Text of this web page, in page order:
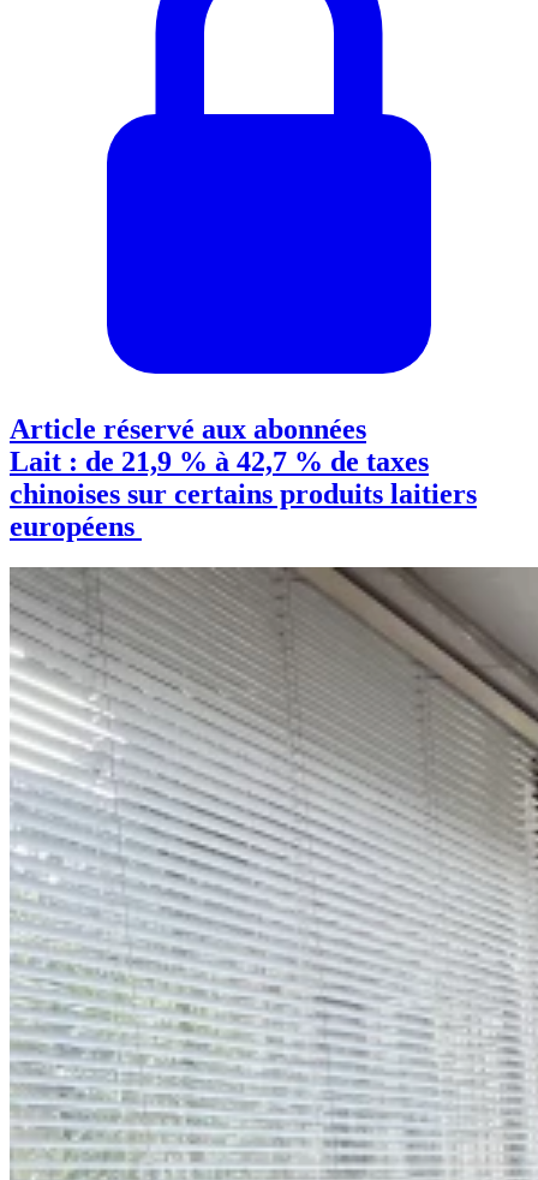
Article réservé aux abonnées
Lait : de 21,9 % à 42,7 % de taxes
chinoises sur certains produits laitiers
européens